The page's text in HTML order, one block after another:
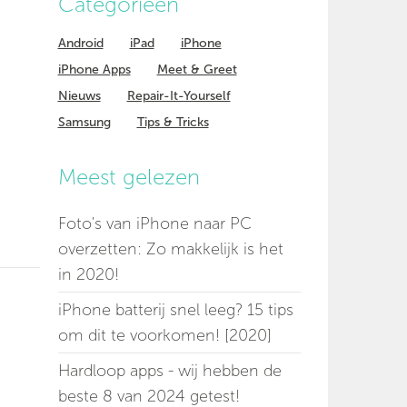
Android iPad
iPhone
iPhone Apps
Meet & Greet
Nieuws
Repair-It-Yourself
Samsung
Tips & Tricks
Meest gelezen
Foto's van iPhone naar PC
overzetten: Zo makkelijk is het
in 2020!
iPhone batterij snel leeg? 15 tips
om dit te voorkomen! [2020]
Hardloop apps - wij hebben de
beste 8 van 2024 getest!